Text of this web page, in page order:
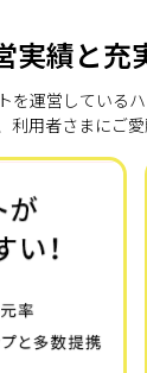
実績と充
を運営している
利用者さまにご愛